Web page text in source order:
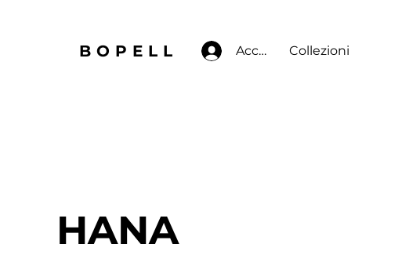
BOPELL Accedi Collezioni
HANA